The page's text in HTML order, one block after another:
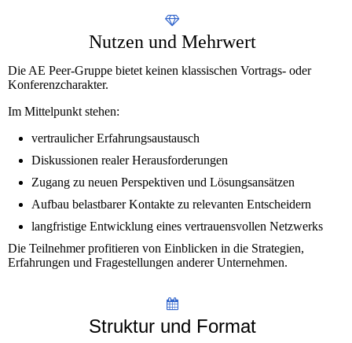
Nutzen und Mehrwert
Die AE Peer-Gruppe bietet keinen klassischen Vortrags- oder
Konferenzcharakter.
Im Mittelpunkt stehen:
vertraulicher Erfahrungsaustausch
Diskussionen realer Herausforderungen
Zugang zu neuen Perspektiven und Lösungsansätzen
Aufbau belastbarer Kontakte zu relevanten Entscheidern
langfristige Entwicklung eines vertrauensvollen Netzwerks
Die Teilnehmer profitieren von Einblicken in die Strategien,
Erfahrungen und Fragestellungen anderer Unternehmen.
Struktur und Format